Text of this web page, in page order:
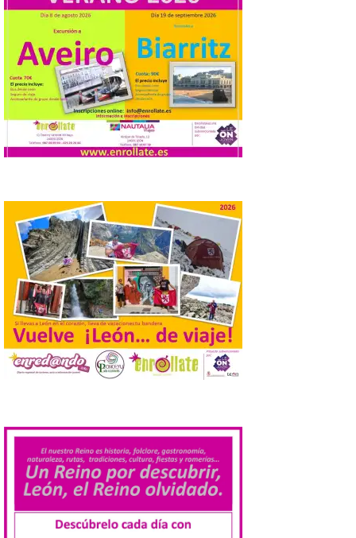
organiza con la ESA y el
Ayuntamiento
7 Ago 2026
Los materiales ya pueden
recogerse gratuitamente
en la Oficina de
Información Turística de
León e incluyen, además
del programa del evento, una guía
de agosto de 2026. La programación […]
Laciana comienza su
programación para
disfrutar el eclipse total
del 12 de agosto
7 Ago 2026
Durante los días 1 y 2 de
agosto, tanto el público
infantil como el adulto
de mañana dedicados preferentemente al
público infantil y, el resto del […]
Más de 200.000 jóvenes
nacidos en 2008 ya han
solicitado el Bono Cultural